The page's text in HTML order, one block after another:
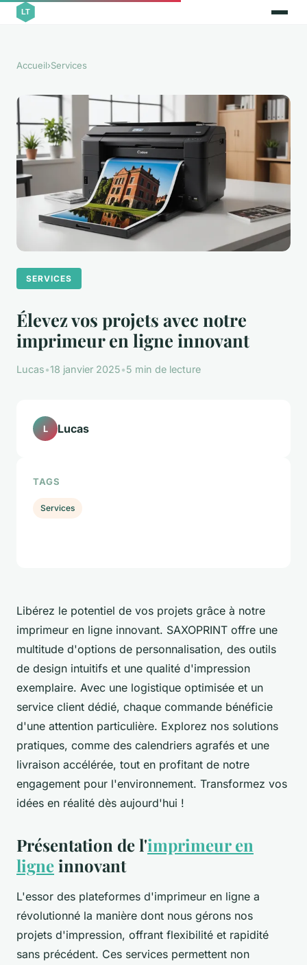
Accueil›Services
SERVICES
Élevez vos projets avec notre
imprimeur en ligne innovant
Lucas•18 janvier 2025•5 min de lecture
Libérez le potentiel de vos projets grâce à notre
imprimeur en ligne innovant. SAXOPRINT offre une
multitude d'options de personnalisation, des outils
de design intuitifs et une qualité d'impression
exemplaire. Avec une logistique optimisée et un
service client dédié, chaque commande bénéficie
d'une attention particulière. Explorez nos solutions
pratiques, comme des calendriers agrafés et une
livraison accélérée, tout en profitant de notre
engagement pour l'environnement. Transformez vos
idées en réalité dès aujourd'hui !
Présentation de l'imprimeur en
ligneinnovant
L'essor des plateformes d'imprimeur en ligne a
révolutionné la manière dont nous gérons nos
projets d'impression, offrant flexibilité et rapidité
sans précédent. Ces services permettent non
L Lucas
TAGS
Services